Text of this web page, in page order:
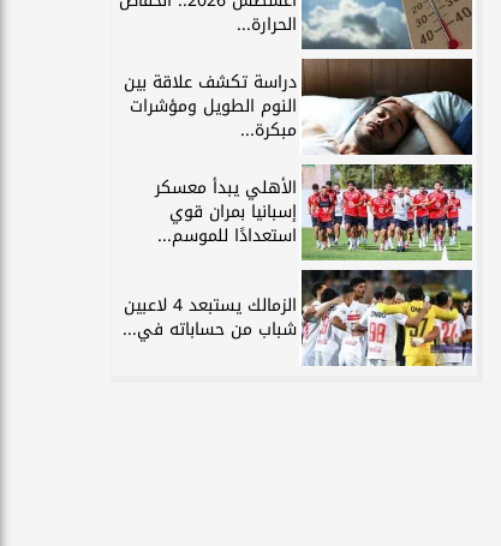
الحرارة...
دراسة تكشف علاقة بين
النوم الطويل ومؤشرات
مبكرة...
الأهلي يبدأ معسكر
إسبانيا بمران قوي
استعدادًا للموسم...
الزمالك يستبعد 4 لاعبين
شباب من حساباته في...